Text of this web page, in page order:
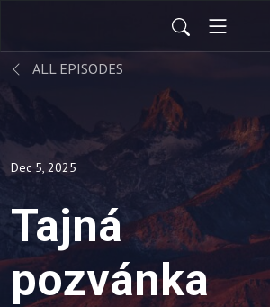
ALL EPISODES
Dec 5, 2025
Tajná
pozvánka